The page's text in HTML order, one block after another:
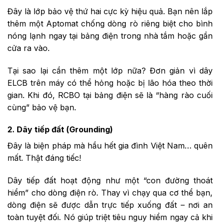
Đây là lớp bảo vệ thứ hai cực kỳ hiệu quả. Bạn nên lắp
thêm một Aptomat chống dòng rò riêng biệt cho bình
nóng lạnh ngay tại bảng điện trong nhà tắm hoặc gần
cửa ra vào.
Tại sao lại cần thêm một lớp nữa? Đơn giản vì dây
ELCB trên máy có thể hỏng hoặc bị lão hóa theo thời
gian. Khi đó, RCBO tại bảng điện sẽ là “hàng rào cuối
cùng” bảo vệ bạn.
2. Dây tiếp đất (Grounding)
Đây là biện pháp mà hầu hết gia đình Việt Nam… quên
mất. Thật đáng tiếc!
Dây tiếp đất hoạt động như một “con đường thoát
hiểm” cho dòng điện rò. Thay vì chạy qua cơ thể bạn,
dòng điện sẽ được dẫn trực tiếp xuống đất – nơi an
toàn tuyệt đối. Nó giúp triệt tiêu nguy hiểm ngay cả khi